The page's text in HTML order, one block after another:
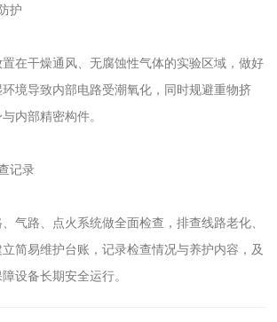
护
干燥通风、无腐蚀性气体的实验区域，做好
境导致内部电路受潮氧化，同时规避重物挤
内部精密构件。
记录
路、点火系统做全面检查，排查线路老化、
简易维护台账，记录检查情况与养护内容，及
设备长期安全运行。